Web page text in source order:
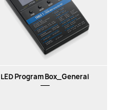
LED Program Box_General